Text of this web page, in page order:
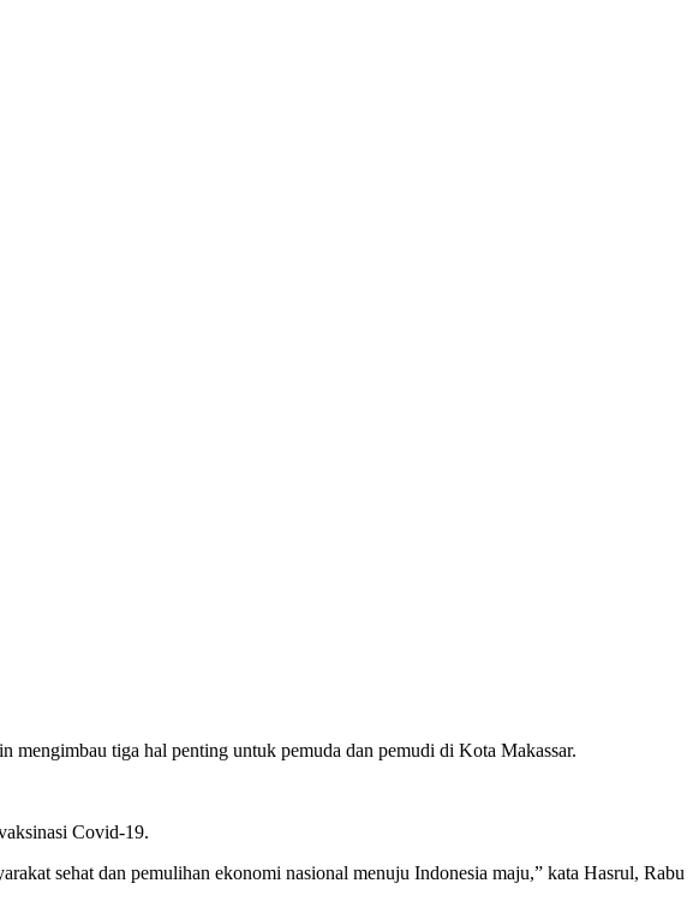
tiga hal penting untuk pemuda dan pemudi di Kota Makassar.
Covid-19.
sehat dan pemulihan ekonomi nasional menuju Indonesia maju,” kata Hasrul, Rabu